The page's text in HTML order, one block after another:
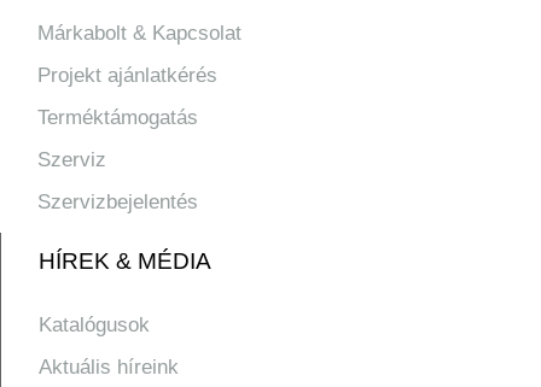
Márkabolt & Kapcsolat
Projekt ajánlatkérés
Terméktámogatás
Szerviz
Szervizbejelentés
HÍREK & MÉDIA
Katalógusok
Aktuális híreink